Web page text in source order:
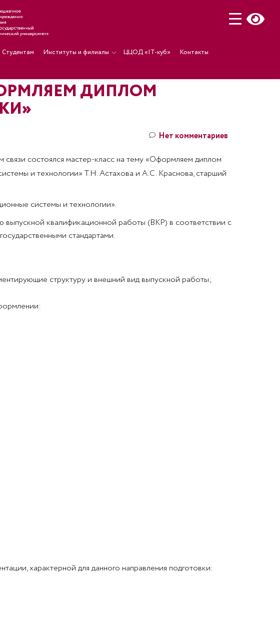
Студентам Институты и филиалы ЦЦОД «IT-куб»
Контакты
ДИПЛОМ
Нет комментариев
состоялся мастер-класс на тему «Оформляем диплом
и технологии» Т.Н. Астахова и А.С. Краснова, старший
системы и технологии».
выпускной квалификационной работы (ВКР) в соответствии с
стандартами.
структуру и внешний вид выпускной работы;
характерной для данного направления подготовки: